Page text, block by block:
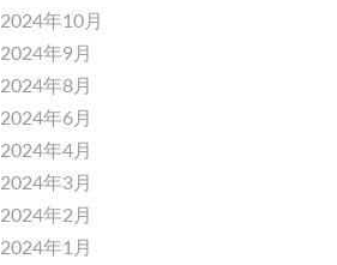
2024年10月
2024年9月
2024年8月
2024年6月
2024年4月
2024年3月
2024年2月
2024年1月